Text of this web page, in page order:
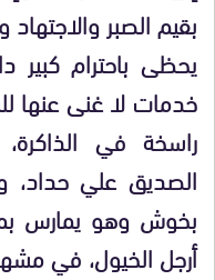
بقيم الصبر والاجتهاد
يحظى باحترام كبير
خدمات لا غنى عنها
راسخة في
الصديق علي حداد،
بخوش وهو يمارس
أرجل الخيول، في